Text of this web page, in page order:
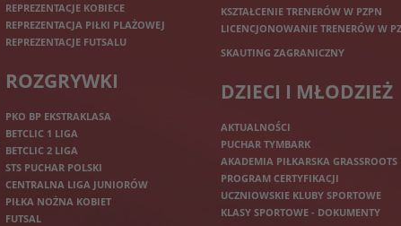
REPREZENTACJE KOBIECE
REPREZENTACJA PIŁKI PLAŻOWEJ
REPREZENTACJE FUTSALU
ROZGRYWKI
PKO BP EKSTRAKLASA
BETCLIC 1 LIGA
BETCLIC 2 LIGA
STS PUCHAR POLSKI
CENTRALNA LIGA JUNIORÓW
PIŁKA NOŻNA KOBIET
FUTSAL
KSZTAŁCENIE TRENERÓW W PZPN
LICENCJONOWANIE TRENERÓW W
SKAUTING ZAGRANICZNY
DZIECI I MŁODZIEŻ
AKTUALNOŚCI
PUCHAR TYMBARK
AKADEMIA PIŁKARSKA GRASSROOTS
PROGRAM CERTYFIKACJI
UCZNIOWSKIE KLUBY SPORTOWE
KLASY SPORTOWE - DOKUMENTY